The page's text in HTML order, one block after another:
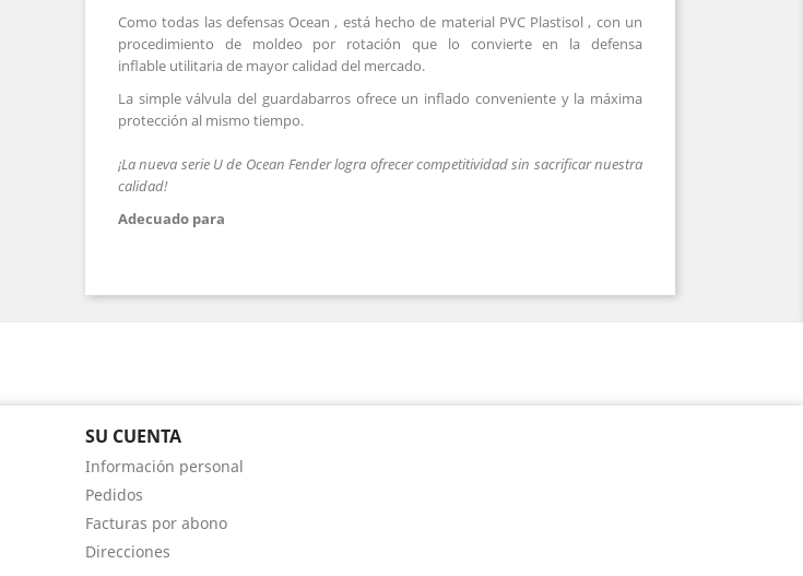
Como todas las defensasOcean , está hecho de material PVC Plastisol , con un
procedimiento de moldeo por rotación que lo convierte en la defensa
inflable utilitaria de mayor calidad del mercado.
La simple válvula del guardabarros ofrece un inflado conveniente y la máxima
protección al mismo tiempo.
¡La nueva serie U de Ocean Fender logra ofrecer competitividad sin sacrificar nuestra
calidad!
Adecuado para
SU CUENTA
Información personal
Pedidos
Facturas por abono
Direcciones